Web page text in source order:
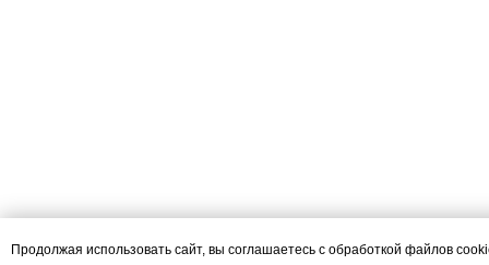
Продолжая использовать сайт, вы соглашаетесь с обработкой файлов